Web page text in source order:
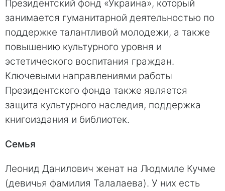
Президентский фонд «Украина», который
занимается гуманитарной деятельностью по
поддержке талантливой молодежи, а также
повышению культурного уровня и
эстетического воспитания граждан.
Ключевыми направлениями работы
Президентского фонда также является
защита культурного наследия, поддержка
книгоиздания и библиотек.
Семья
Леонид Данилович женат на Людмиле Кучме
(девичья фамилия Талалаева). У них есть